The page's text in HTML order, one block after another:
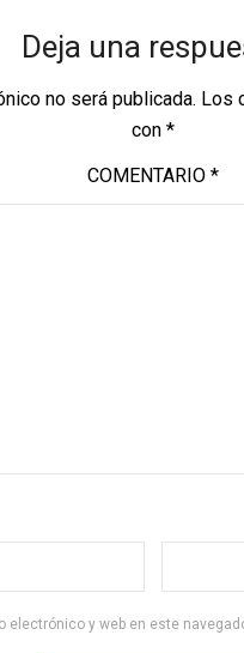
Deja una
no será publicada. Los
con *
COMENTARIO *
electrónico y web en este